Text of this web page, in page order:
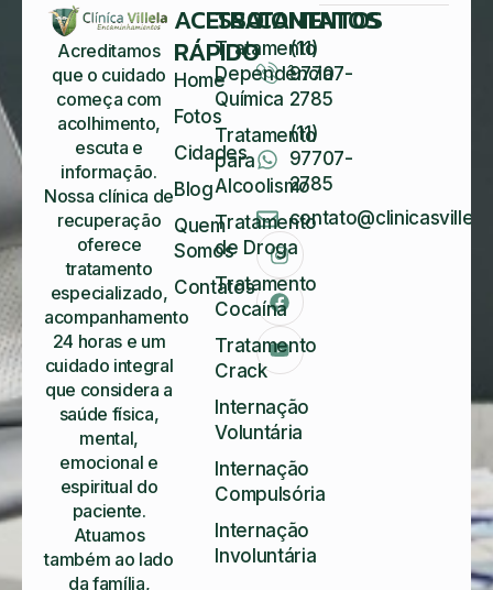
Acreditamos
que o cuidado
começa com
acolhimento,
escuta e
informação.
Nossa clínica de
recuperação
oferece
tratamento
especializado,
acompanhamento
24 horas e um
cuidado integral
que considera a
saúde física,
mental,
emocional e
espiritual do
paciente.
Atuamos
também ao lado
da família,
ACESSO
RÁPIDO
Home
Fotos
Cidades
Blog
Quem
Somos
Contatos
TRATAMENTOS
Tratamento
Dependência
Química
Tratamento
para
Alcoolismo
Tratamento
de Droga
Tratamento
Cocaína
Tratamento
Crack
Internação
Voluntária
Internação
Compulsória
Internação
Involuntária
CONTATOS
(11)
97707-
2785
(11)
97707-
2785